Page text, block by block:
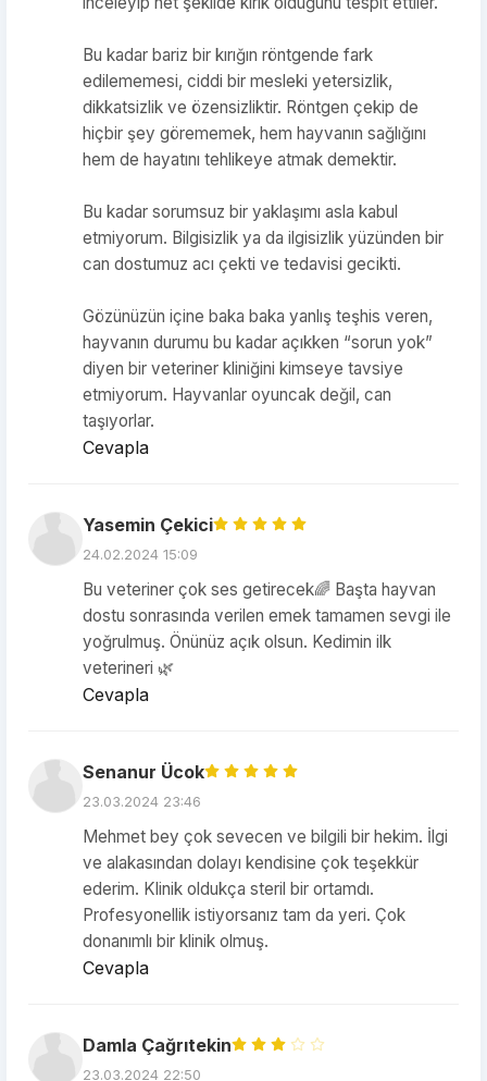
Bu kadar bariz bir kırığın röntgende fark
edilememesi, ciddi bir mesleki yetersizlik,
dikkatsizlik ve özensizliktir. Röntgen çekip de
hiçbir şey görememek, hem hayvanın sağlığını
hem de hayatını tehlikeye atmak demektir.
Bu kadar sorumsuz bir yaklaşımı asla kabul
etmiyorum. Bilgisizlik ya da ilgisizlik yüzünden bir
can dostumuz acı çekti ve tedavisi gecikti.
Gözünüzün içine baka baka yanlış teşhis veren,
hayvanın durumu bu kadar açıkken “sorun yok”
diyen bir veteriner kliniğini kimseye tavsiye
etmiyorum. Hayvanlar oyuncak değil, can
taşıyorlar.
Cevapla
Yasemin Çekici
24.02.2024 15:09
Bu veteriner çok ses getirecek🌈 Başta hayvan
dostu sonrasında verilen emek tamamen sevgi ile
yoğrulmuş. Önünüz açık olsun. Kedimin ilk
veterineri 🌿
Cevapla
Senanur Ücok
23.03.2024 23:46
Mehmet bey çok sevecen ve bilgili bir hekim. İlgi
ve alakasından dolayı kendisine çok teşekkür
ederim. Klinik oldukça steril bir ortamdı.
Profesyonellik istiyorsanız tam da yeri. Çok
donanımlı bir klinik olmuş.
Cevapla
Damla Çağrıtekin
23.03.2024 22:50